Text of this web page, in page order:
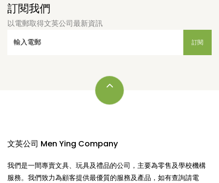
訂閱我們
以電郵取得文英公司最新資訊
文英公司 Men Ying Company
我們是一間專賣文具、玩具及禮品的公司，主要為零售及學校機構
服務。我們致力為顧客提供最優質的服務及產品，如有查詢請電